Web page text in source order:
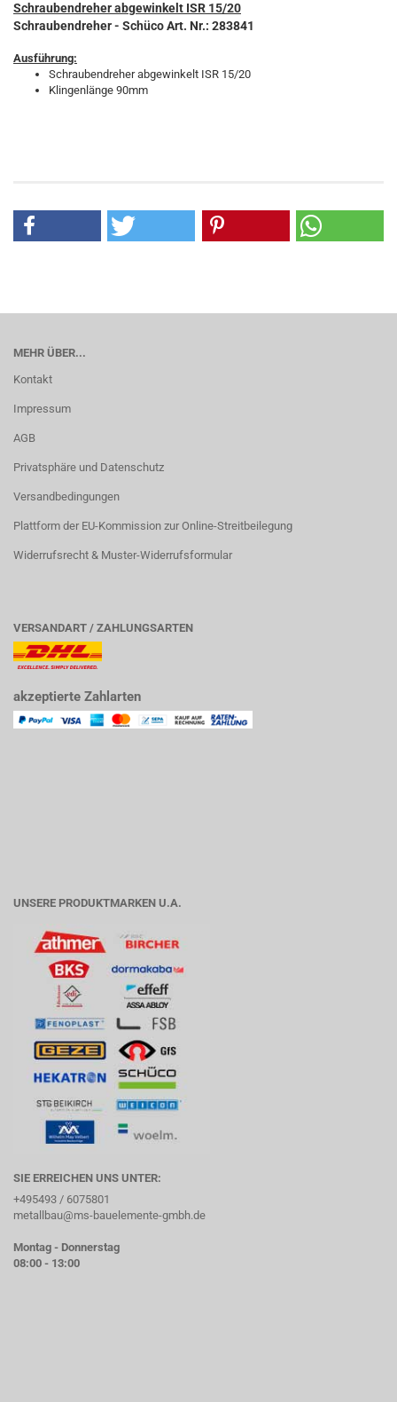
Schraubendreher abgewinkelt ISR 15/20
Schraubendreher - Schüco Art. Nr.: 283841
Ausführung:
Schraubendreher abgewinkelt ISR 15/20
Klingenlänge 90mm
MEHR ÜBER...
Kontakt
Impressum
AGB
Privatsphäre und Datenschutz
Versandbedingungen
Plattform der EU-Kommission zur Online-Streitbeilegung
Widerrufsrecht & Muster-Widerrufsformular
VERSANDART / ZAHLUNGSARTEN
akzeptierte Zahlarten
UNSERE PRODUKTMARKEN U.A.
SIE ERREICHEN UNS UNTER:
+495493 / 6075801
metallbau@ms-bauelemente-gmbh.de
Montag - Donnerstag
08:00 - 13:00